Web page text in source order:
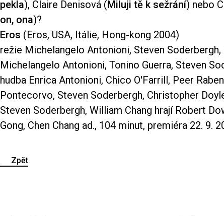
pekla), Claire Denisová (Miluji tě k sežrání) nebo
on, ona)?
Eros (Eros, USA, Itálie, Hong-kong 2004)
režie Michelangelo Antonioni, Steven
Michelangelo Antonioni, Tonino Guerra, Steven
hudba Enrica Antonioni, Chico O'Farrill, Peer
Pontecorvo, Steven Soderbergh, Christopher
Steven Soderbergh, William Chang hrají Robert
Gong, Chen Chang ad., 104 minut, premiéra 22. 9.
Zpět